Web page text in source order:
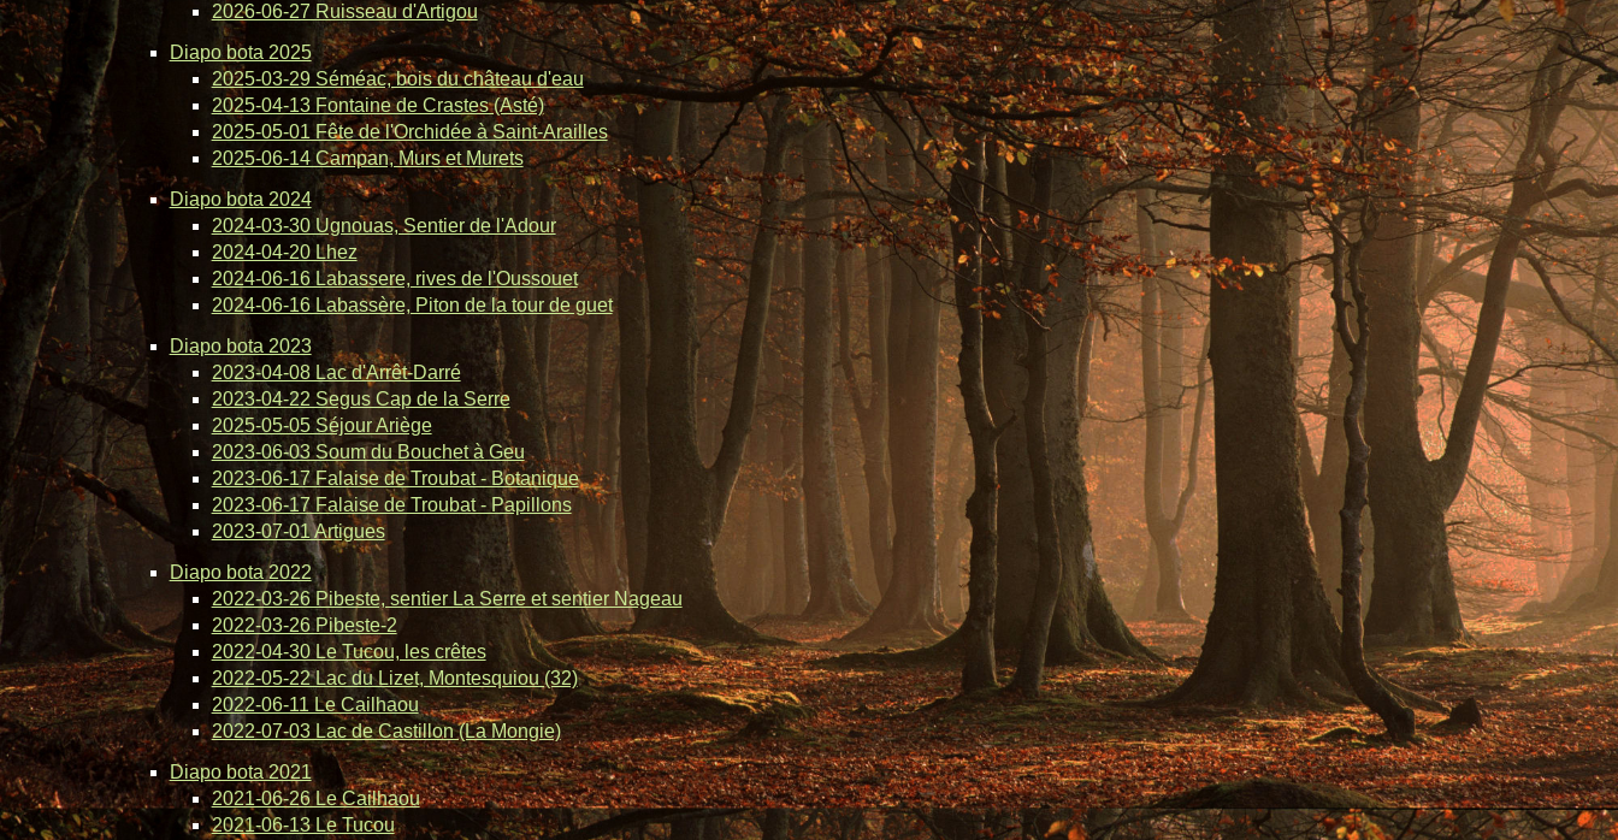
2026-06-27 Ruisseau d'Artigou
Diapo bota 2025
2025-03-29 Séméac, bois du château d'eau
2025-04-13 Fontaine de Crastes (Asté)
2025-05-01 Fête de l'Orchidée à Saint-Arailles
2025-06-14 Campan, Murs et Murets
Diapo bota 2024
2024-03-30 Ugnouas, Sentier de l'Adour
2024-04-20 Lhez
2024-06-16 Labassere, rives de l'Oussouet
2024-06-16 Labassère, Piton de la tour de guet
Diapo bota 2023
2023-04-08 Lac d'Arrêt-Darré
2023-04-22 Segus Cap de la Serre
2025-05-05 Séjour Ariège
2023-06-03 Soum du Bouchet à Geu
2023-06-17 Falaise de Troubat - Botanique
2023-06-17 Falaise de Troubat - Papillons
2023-07-01 Artigues
Diapo bota 2022
2022-03-26 Pibeste, sentier La Serre et sentier Nageau
2022-03-26 Pibeste-2
2022-04-30 Le Tucou, les crêtes
2022-05-22 Lac du Lizet, Montesquiou (32)
2022-06-11 Le Cailhaou
2022-07-03 Lac de Castillon (La Mongie)
Diapo bota 2021
2021-06-26 Le Cailhaou
2021-06-13 Le Tucou